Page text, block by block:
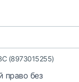
(8973015255)
право без